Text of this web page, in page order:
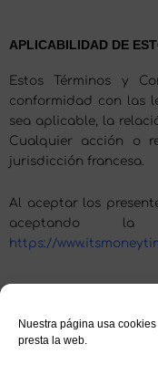
Nuestra página usa
presta la web.
APLICABILIDAD DE
Estos Términos y
conformidad con las
sea aplicable, la
Cualquier acción o
jurisdicción francesa.
Al aceptar los
aceptando
https://